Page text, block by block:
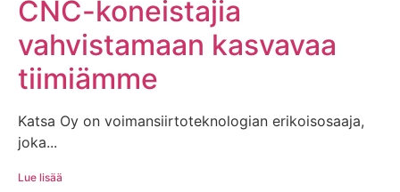
CNC-koneistajia
vahvistamaan kasvavaa
tiimiämme
Katsa Oy on voimansiirtoteknologian erikoisosaaja,
joka...
Lue lisää